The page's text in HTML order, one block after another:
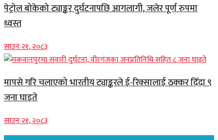
पेट्रोल बोकेको ट्याङ्कर दुर्घटनापछि आगलागी, जलेर पूर्ण रुपमा
ध्वस्त
साउन २१, २०८३
मापसे गरि चलाएको भारतीय ट्याङ्करले ई-रिक्सालाई ठक्कर दिँदा ९
जना घाइते
साउन २१, २०८३